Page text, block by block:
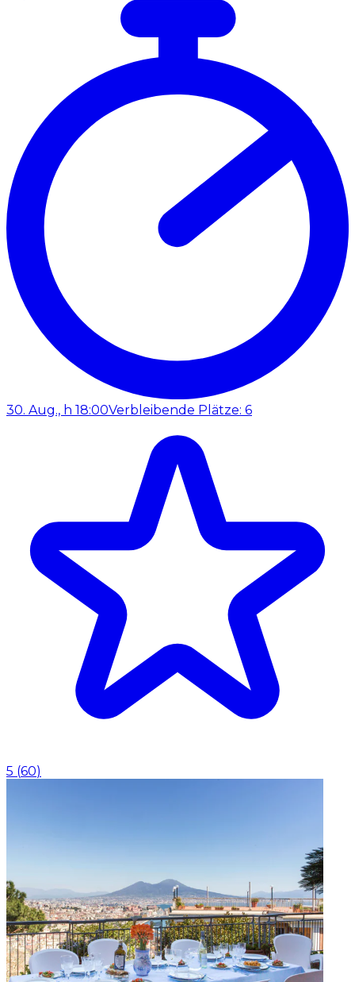
30. Aug., h 18:00Verbleibende Plätze: 6
5 (60)